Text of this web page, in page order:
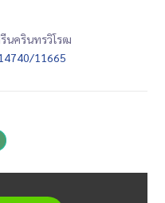
นครินทรวิโรฒ
11665